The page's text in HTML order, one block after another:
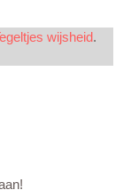
wijsheid.